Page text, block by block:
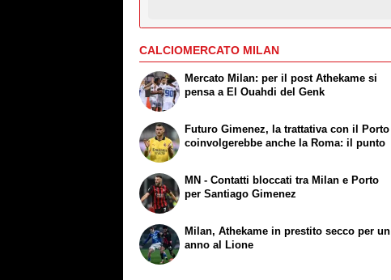
CALCIOMERCATO MILAN
Mercato Milan: per il post Athekame si
pensa a El Ouahdi del Genk
Futuro Gimenez, la trattativa con il Porto
coinvolgerebbe anche la Roma: il punto
MN - Contatti bloccati tra Milan e Porto
per Santiago Gimenez
Milan, Athekame in prestito secco per un
anno al Lione